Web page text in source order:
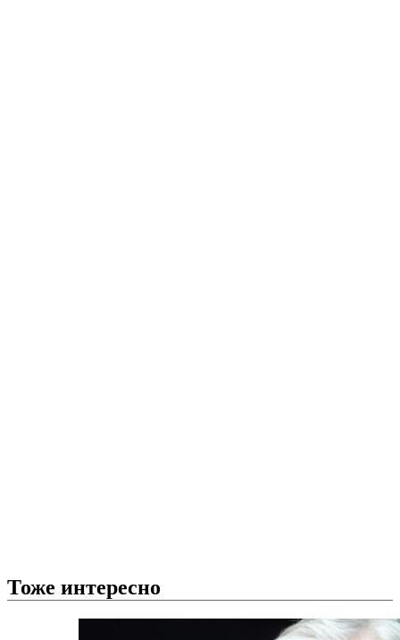
Тоже интересно